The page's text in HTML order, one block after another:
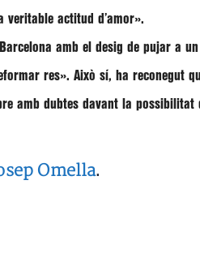
actitud d’amor».
amb el desig de pujar a
res». Això sí, ha reconegut
amb dubtes davant la possibilitat
Omella.